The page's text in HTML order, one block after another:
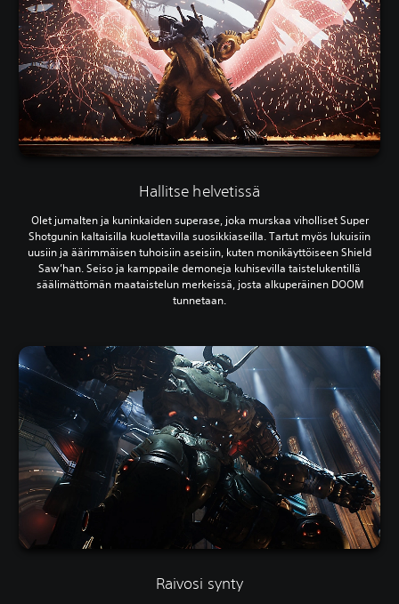
Hallitse helvetissä
Olet jumalten ja kuninkaiden superase, joka murskaa viholliset Super
Shotgunin kaltaisilla kuolettavilla suosikkiaseilla. Tartut myös lukuisiin
uusiin ja äärimmäisen tuhoisiin aseisiin, kuten monikäyttöiseen Shield
Saw’han. Seiso ja kamppaile demoneja kuhisevilla taistelukentillä
säälimättömän maataistelun merkeissä, josta alkuperäinen DOOM
tunnetaan.
Raivosi synty